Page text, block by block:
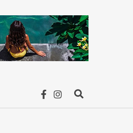
F I